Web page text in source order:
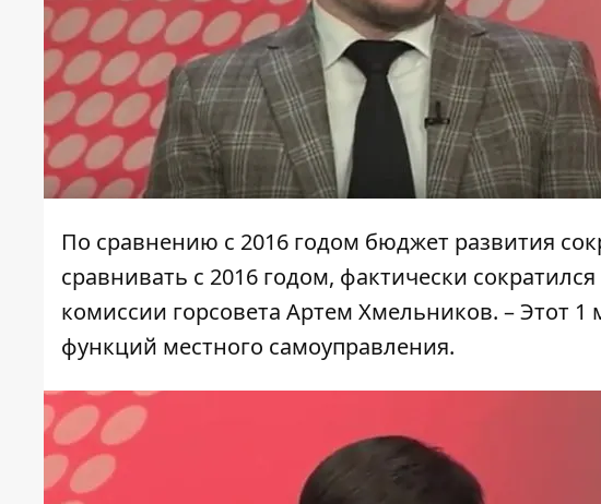
По сравнению с 2016 годом бюджет развития
сравнивать с 2016 годом, фактически
комиссии горсовета Артем Хмельников. – Этот
функций местного самоуправления.